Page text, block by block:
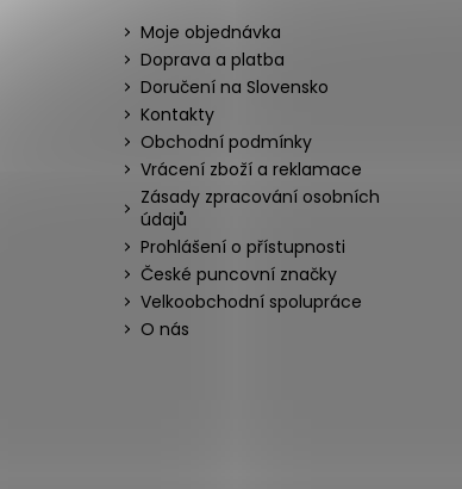
Moje objednávka
Doprava a platba
Doručení na Slovensko
Kontakty
Obchodní podmínky
Vrácení zboží a reklamace
Zásady zpracování osobních
údajů
Prohlášení o přístupnosti
České puncovní značky
Velkoobchodní spolupráce
O nás